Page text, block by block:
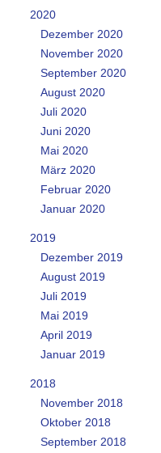
2020
Dezember 2020
November 2020
September 2020
August 2020
Juli 2020
Juni 2020
Mai 2020
März 2020
Februar 2020
Januar 2020
2019
Dezember 2019
August 2019
Juli 2019
Mai 2019
April 2019
Januar 2019
2018
November 2018
Oktober 2018
September 2018